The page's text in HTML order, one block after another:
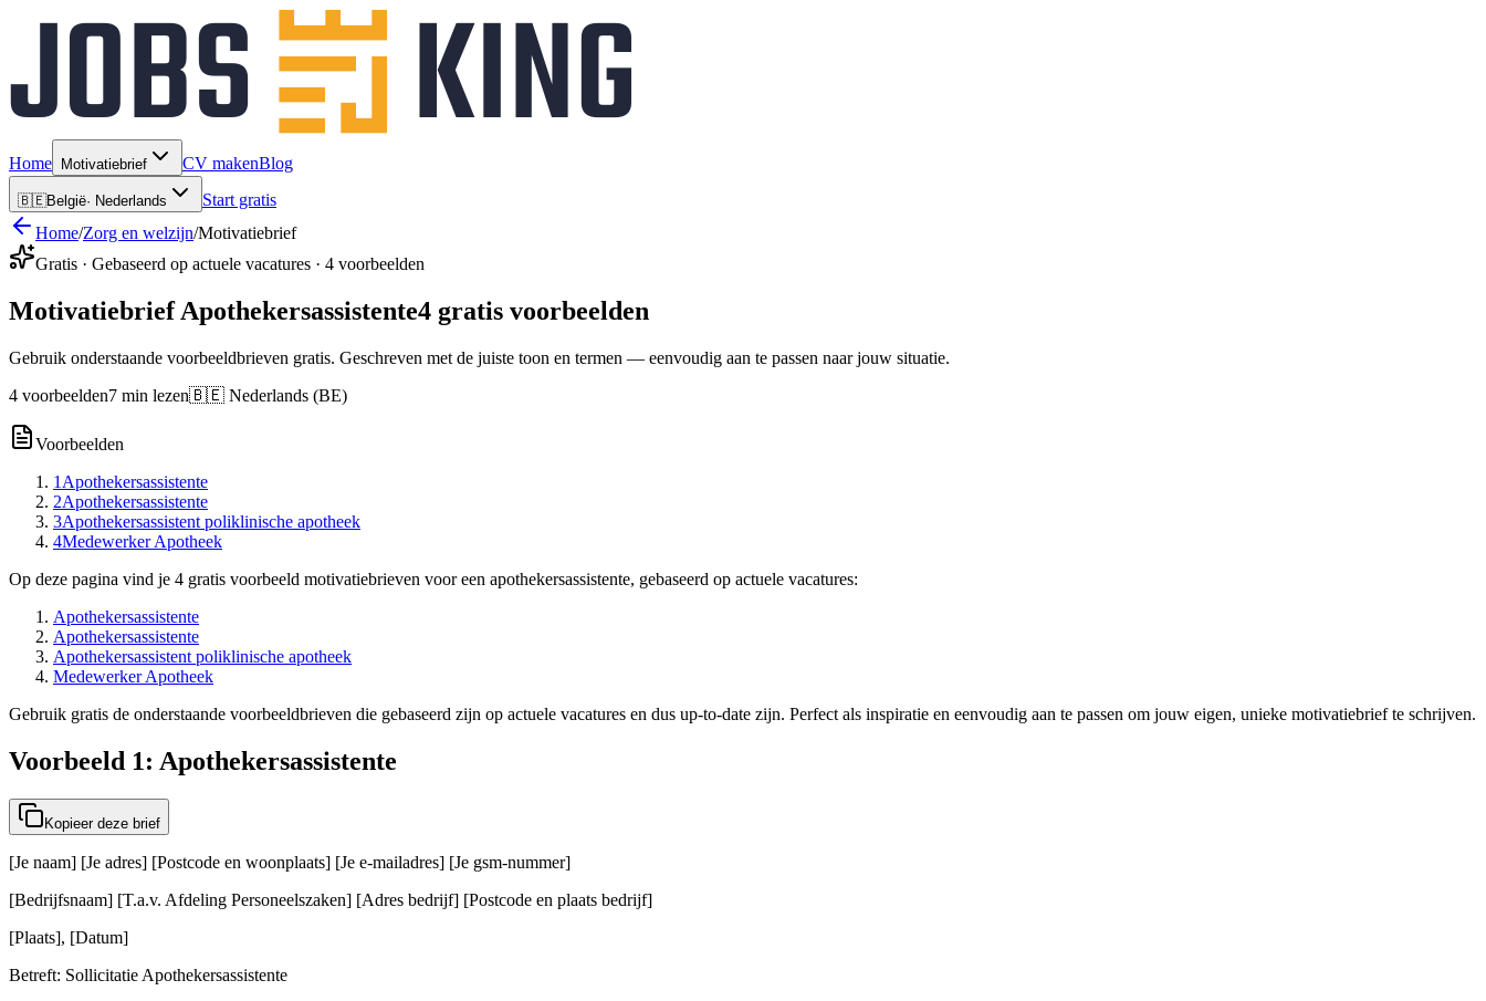
Home Motivatiebrief CV makenBlog
🇧🇪België· Nederlands
Start gratis
Home/Zorg en welzijn/Motivatiebrief
Gratis · Gebaseerd op actuele vacatures · 4 voorbeelden
Motivatiebrief Apothekersassistente4 gratis voorbeelden
Gebruik onderstaande voorbeeldbrieven gratis. Geschreven met de juiste toon en termen — eenvoudig aan te passen naar jouw situatie.
4 voorbeelden7 min lezen🇧🇪 Nederlands (BE)
Voorbeelden
1 Apothekersassistente
2Apothekersassistente
3Apothekersassistent poliklinische apotheek
4Medewerker Apotheek
Op deze pagina vind je 4 gratis voorbeeld motivatiebrieven voor een apothekersassistente, gebaseerd op actuele vacatures:
Apothekersassistente
Apothekersassistente
Apothekersassistent poliklinische apotheek
Medewerker Apotheek
Gebruik gratis de onderstaande voorbeeldbrieven die gebaseerd zijn op actuele vacatures en dus up-to-date zijn. Perfect als inspiratie en eenvoudig aan te passen om jouw eigen, unieke motivatiebrief te schrijven.
Voorbeeld 1: Apothekersassistente
Kopieer deze brief
[Je naam] [Je adres] [Postcode en woonplaats] [Je e-mailadres] [Je gsm-nummer]
[Bedrijfsnaam] [T.a.v. Afdeling Personeelszaken] [Adres bedrijf] [Postcode en plaats bedrijf]
[Plaats], [Datum]
Betreft: Sollicitatie Apothekersassistente